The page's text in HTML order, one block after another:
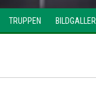
TRUPPEN BILDGALLERI